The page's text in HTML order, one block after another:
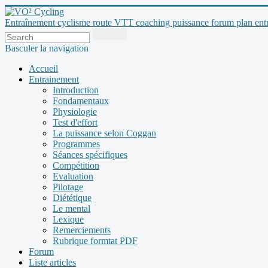
Entraînement cyclisme route VTT coaching puissance forum plan
Basculer la navigation
Accueil
Entrainement
Introduction
Fondamentaux
Physiologie
Test d'effort
La puissance selon Coggan
Programmes
Séances spécifiques
Compétition
Evaluation
Pilotage
Diététique
Le mental
Lexique
Remerciements
Rubrique formtat PDF
Forum
Liste articles